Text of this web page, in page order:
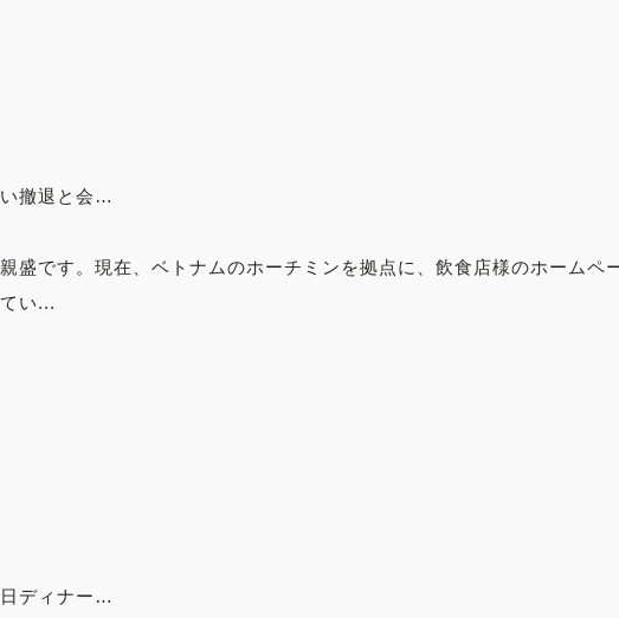
撤退と会…
盛です。現在、ベトナムのホーチミンを拠点に、飲食店様のホームペ
い...
ディナー…